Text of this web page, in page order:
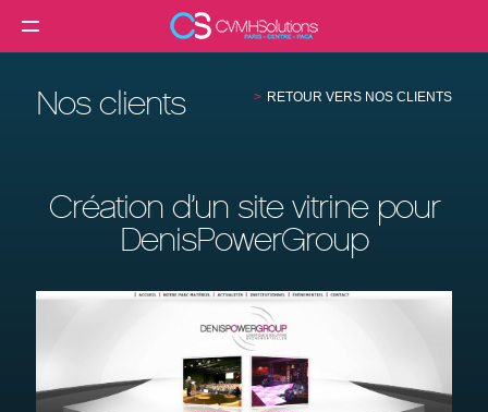
MENU
Créer un site internet
Création de site e-commerce
Création de site vitrine
Nos clients RETOUR VERS NOS CLIENTS
Création d’un site vitrine pour
DenisPowerGroup